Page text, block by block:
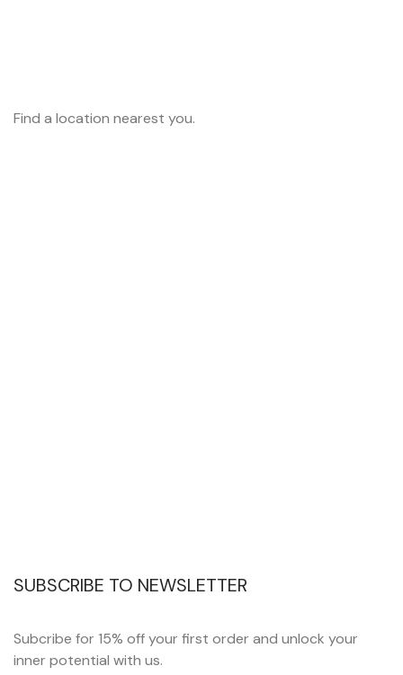
Find a location nearest you.
SUBSCRIBE TO NEWSLETTER
Subcribe for 15% off your first order and unlock your
inner potential with us.